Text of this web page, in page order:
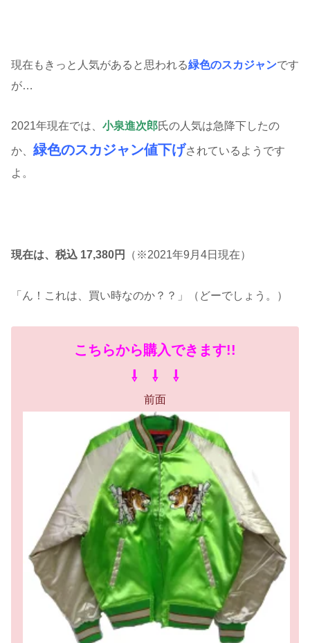
現在もきっと人気があると思われる緑色のスカジャンです
が…
2021年現在では、 小泉進次郎氏の人気は急降下したの
か、 緑色のスカジャン値下げされているようです
よ。
現在は、税込 17,380円 （※2021年9月4日現在）
「ん！これは、買い時なのか？？」（どーでしょう。）
こちらから購入できます!!
⇩ ⇩ ⇩
前面